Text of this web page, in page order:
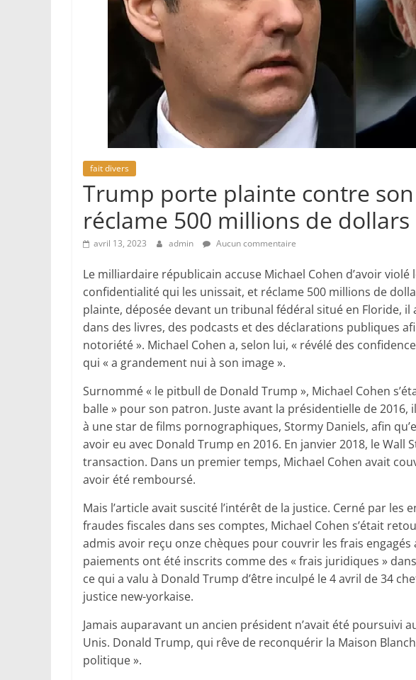
fait divers
Trump porte plainte contre
réclame 500 millions de dollars
avril 13, 2023 admin Aucun commentaire
Le milliardaire républicain accuse Michael Cohen d’avoir
confidentialité qui les unissait, et réclame 500 millions de
plainte, déposée devant un tribunal fédéral situé en Floride, il
dans des livres, des podcasts et des déclarations publiques
notoriété ». Michael Cohen a, selon lui, « révélé des
qui « a grandement nui à son image ».
Surnommé « le pitbull de Donald Trump », Michael Cohen
balle » pour son patron. Juste avant la présidentielle de 2016,
à une star de films pornographiques, Stormy Daniels, afin
avoir eu avec Donald Trump en 2016. En janvier 2018, le Wall
transaction. Dans un premier temps, Michael Cohen avait
avoir été remboursé.
Mais l’article avait suscité l’intérêt de la justice. Cerné par
fraudes fiscales dans ses comptes, Michael Cohen s’était
admis avoir reçu onze chèques pour couvrir les frais engagés
paiements ont été inscrits comme des « frais juridiques »
ce qui a valu à Donald Trump d’être inculpé le 4 avril de 34
justice new-yorkaise.
Jamais auparavant un ancien président n’avait été poursuivi
Unis. Donald Trump, qui rêve de reconquérir la Maison
politique ».